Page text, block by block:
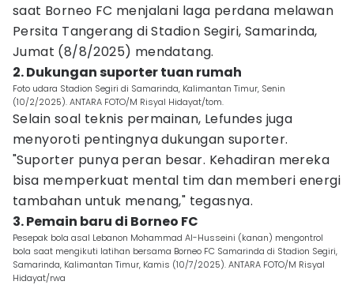
saat Borneo FC menjalani laga perdana melawan
Persita Tangerang di Stadion Segiri, Samarinda,
Jumat (8/8/2025) mendatang.
2. Dukungan suporter tuan rumah
Foto udara Stadion Segiri di Samarinda, Kalimantan Timur, Senin
(10/2/2025). ANTARA FOTO/M Risyal Hidayat/tom.
Selain soal teknis permainan, Lefundes juga
menyoroti pentingnya dukungan suporter.
"Suporter punya peran besar. Kehadiran mereka
bisa memperkuat mental tim dan memberi energi
tambahan untuk menang," tegasnya.
3. Pemain baru di Borneo FC
Pesepak bola asal Lebanon Mohammad Al-Husseini (kanan) mengontrol
bola saat mengikuti latihan bersama Borneo FC Samarinda di Stadion Segiri,
Samarinda, Kalimantan Timur, Kamis (10/7/2025). ANTARA FOTO/M Risyal
Hidayat/rwa